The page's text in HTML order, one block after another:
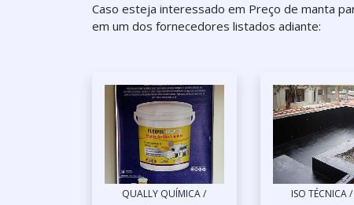
Caso esteja interessado em Preço de manta
em um dos fornecedores listados adiante:
QUALLY QUÍMICA /
ISO TÉCNICA